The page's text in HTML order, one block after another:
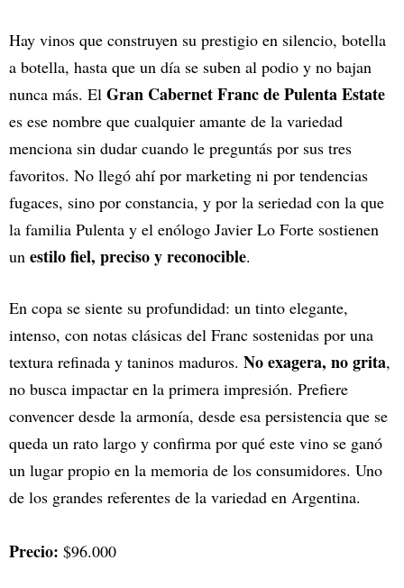
Hay vinos que construyen su prestigio en silencio, botella
a botella, hasta que un día se suben al podio y no bajan
nunca más. El Gran Cabernet Franc de Pulenta Estate
es ese nombre que cualquier amante de la variedad
menciona sin dudar cuando le preguntás por sus tres
favoritos. No llegó ahí por marketing ni por tendencias
fugaces, sino por constancia, y por la seriedad con la que
la familia Pulenta y el enólogo Javier Lo Forte sostienen
un estilo fiel, preciso y reconocible.
En copa se siente su profundidad: un tinto elegante,
intenso, con notas clásicas del Franc sostenidas por una
textura refinada y taninos maduros. No exagera, no grita,
no busca impactar en la primera impresión. Prefiere
convencer desde la armonía, desde esa persistencia que se
queda un rato largo y confirma por qué este vino se ganó
un lugar propio en la memoria de los consumidores. Uno
de los grandes referentes de la variedad en Argentina.
Precio: $96.000